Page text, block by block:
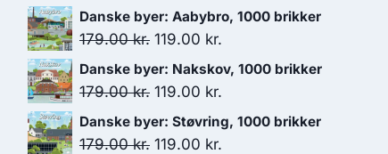
oprindelige
pris
699.00 kr..
aktuelle
599.00 kr..
Danske byer: Aabybro, 1000 brikker
179.00kr. Den
oprindelige
pris
179.00 kr..
119.00 kr.
aktuelle
119.00 kr..
Danske byer: Nakskov, 1000 brikker
179.00kr. Den
oprindelige
pris
119.00 kr.
aktuelle
Danske byer: Støvring, 1000 brikker
179.00kr. Den
119.00 kr.